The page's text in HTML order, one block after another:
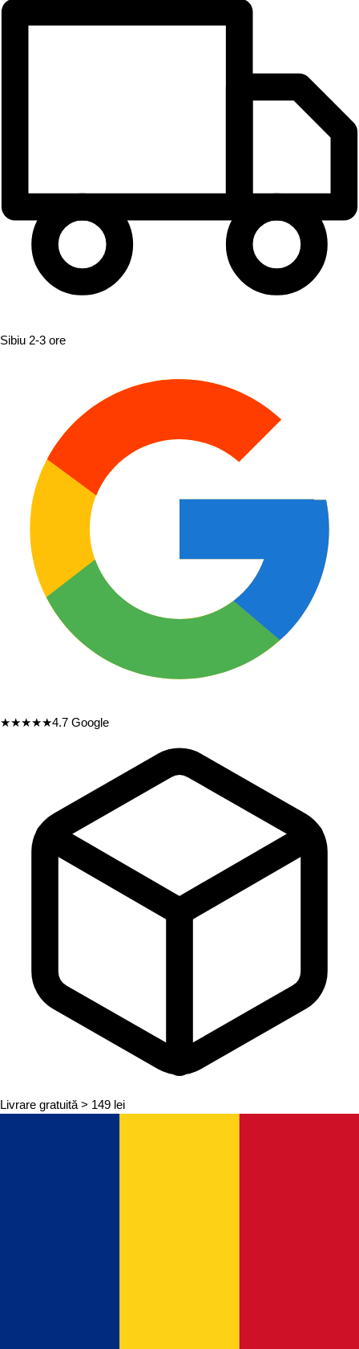
Sibiu 2-3 ore
★★★★★4.7 Google
Livrare gratuită > 149 lei